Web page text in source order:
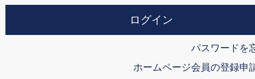
パスワードを
ホームページ会員の登録申